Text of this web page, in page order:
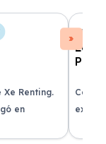
Renting.
en